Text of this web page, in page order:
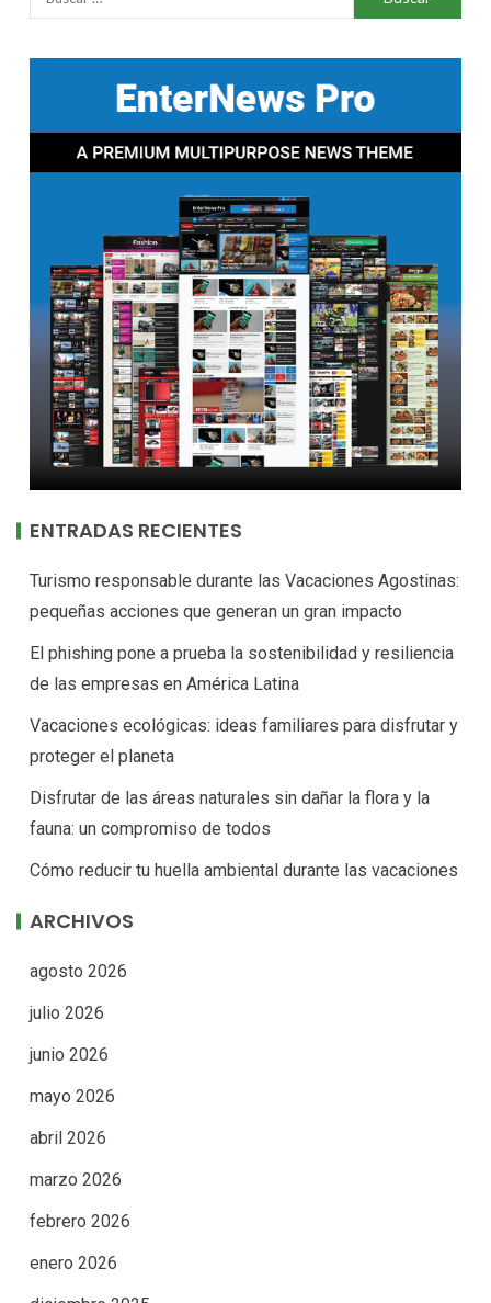
ENTRADAS RECIENTES
Turismo responsable durante las Vacaciones Agostinas:
pequeñas acciones que generan un gran impacto
El phishing pone a prueba la sostenibilidad y resiliencia
de las empresas en América Latina
Vacaciones ecológicas: ideas familiares para disfrutar y
proteger el planeta
Disfrutar de las áreas naturales sin dañar la flora y la
fauna: un compromiso de todos
Cómo reducir tu huella ambiental durante las vacaciones
ARCHIVOS
agosto 2026
julio 2026
junio 2026
mayo 2026
abril 2026
marzo 2026
febrero 2026
enero 2026